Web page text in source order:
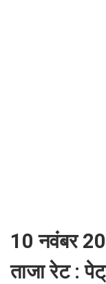
10 नवंबर
ताजा रेट :